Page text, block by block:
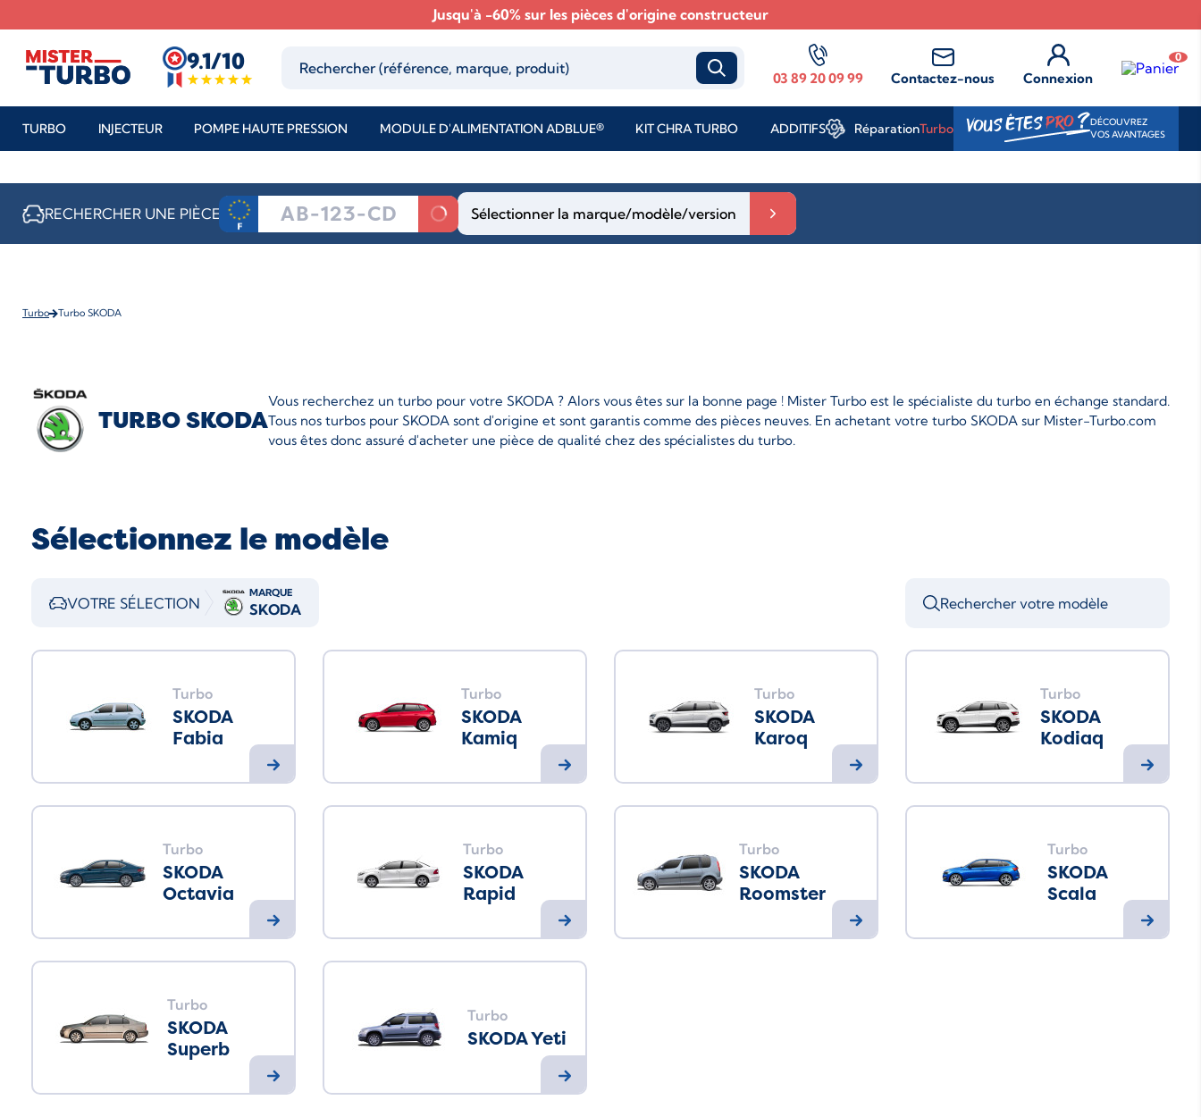
Jusqu'à -60% sur les pièces d'origine constructeur
9.1/10
03 89 20 09 99 Contactez-nous Connexion
0
TURBO INJECTEUR POMPE HAUTE PRESSION MODULE D'ALIMENTATION ADBLUE® KIT CHRA TURBO ADDITIFS RéparationTurbo VOUS ÊTESPRO?DÉCOUVREZ
VOS AVANTAGES
RECHERCHER UNE PIÈCE Sélectionner la marque/modèle/version
Turbo Turbo SKODA
TURBO SKODA
Vous recherchez un turbo pour votre SKODA ? Alors vous êtes sur la bonne page ! Mister Turbo est le spécialiste du turbo en échange standard.
Tous nos turbos pour SKODA sont d'origine et sont garantis comme des pièces neuves. En achetant votre turbo SKODA sur Mister-Turbo.com
vous êtes donc assuré d'acheter une pièce de qualité chez des spécialistes du turbo.
Sélectionnez le modèle
VOTRE SÉLECTION
MARQUE
SKODA
Turbo
SKODA
Fabia
Turbo
SKODA
Kamiq
Turbo
SKODA
Karoq
Turbo
SKODA
Kodiaq
Turbo
SKODA
Octavia
Turbo
SKODA
Rapid
Turbo
SKODA
Roomster
Turbo
SKODA
Scala
Turbo
SKODA
Superb
Turbo
SKODA Yeti